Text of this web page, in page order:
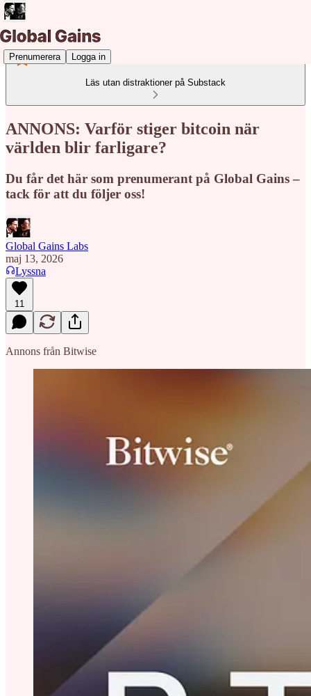
Prenumerera Logga in
Läs utan distraktioner på Substack
ANNONS: Varför stiger bitcoin när
världen blir farligare?
Du får det här som prenumerant på Global Gains –
tack för att du följer oss!
Global Gains Labs
maj 13, 2026
Lyssna
11
Annons från Bitwise